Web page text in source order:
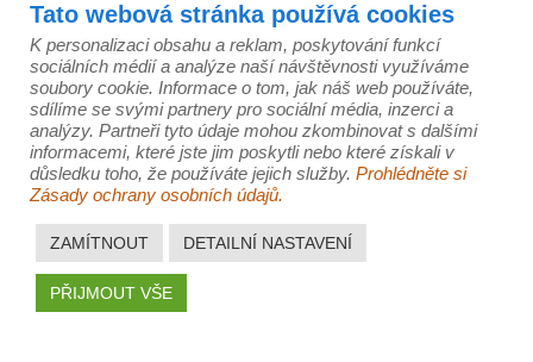
GDPRPrávní ujednáníFormulář pro oznamování
Prohlášení o implementaciVOP
© 2026 Všechna práva vyhrazena | JELINEK - MDT, a.s. |
Velký Osek
Tato webová stránka používá cookies
K personalizaci obsahu a reklam, poskytování funkcí
sociálních médií a analýze naší návštěvnosti využíváme
soubory cookie. Informace o tom, jak náš web používáte,
sdílíme se svými partnery pro sociální média, inzerci a
analýzy. Partneři tyto údaje mohou zkombinovat s dalšími
informacemi, které jste jim poskytli nebo které získali v
důsledku toho, že používáte jejich služby. Prohlédněte si
Zásady ochrany osobních údajů.
ZAMÍTNOUT DETAILNÍ NASTAVENÍ
PŘIJMOUT VŠE